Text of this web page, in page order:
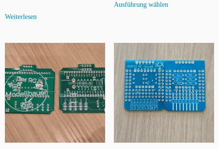
Weiterlesen
Ausführung wählenProdukt
Die
Optionen
können
auf
der
Produktseite
gewählt